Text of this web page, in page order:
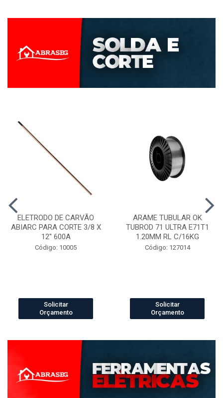
ELETRODO DE CARVÃO
ABIARC PARA CORTE 3/8 X
12" 600A
Código: 10005
Solicitar
Orçamento
ARAME TUBULAR OK
TUBROD 71 ULTRA E71T1
1.20MM RL C/16KG
Código: 127014
Solicitar
Orçamento